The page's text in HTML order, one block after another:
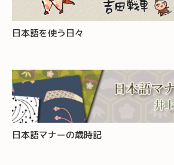
日本語を使う日々
日本語マナーの歳時記